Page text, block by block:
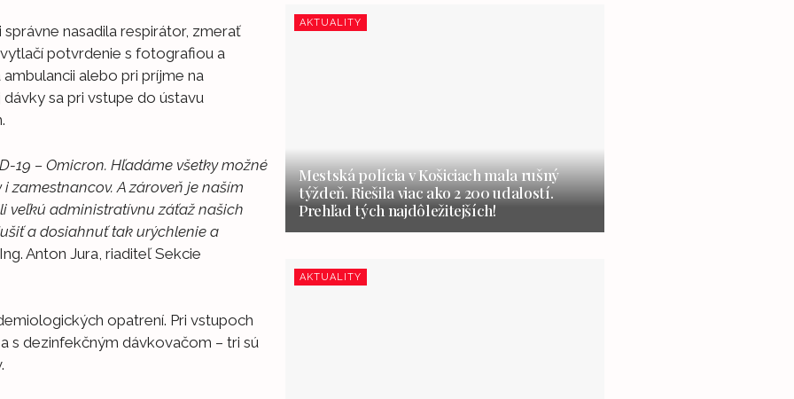
nasadila respirátor, zmerať
potvrdenie s fotografiou a
alebo pri príjme na
sa pri vstupe do ústavu
19 – Omicron. Hľadáme všetky možné
A zároveň je naším
veľkú administratívnu záťaž našich
a dosiahnuť tak urýchlenie a
Anton Jura, riaditeľ Sekcie
opatrení. Pri vstupoch
s dezinfekčným dávkovačom – tri sú
AKTUALITY
Mestská polícia v Košiciach mala rušný
týždeň. Riešila viac ako 2 200 udalostí.
Prehľad tých najdôležitejších!
AKTUALITY